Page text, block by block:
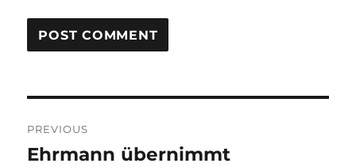
navigation
PREVIOUS
Previous
Ehrmann übernimmt